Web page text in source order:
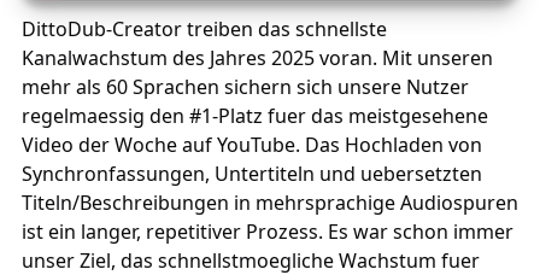
DittoDub-Creator treiben das schnellste
Kanalwachstum des Jahres 2025 voran. Mit unseren
mehr als 60 Sprachen sichern sich unsere Nutzer
regelmaessig den #1-Platz fuer das meistgesehene
Video der Woche auf YouTube. Das Hochladen von
Synchronfassungen, Untertiteln und uebersetzten
Titeln/Beschreibungen in mehrsprachige Audiospuren
ist ein langer, repetitiver Prozess. Es war schon immer
unser Ziel, das schnellstmoegliche Wachstum fuer